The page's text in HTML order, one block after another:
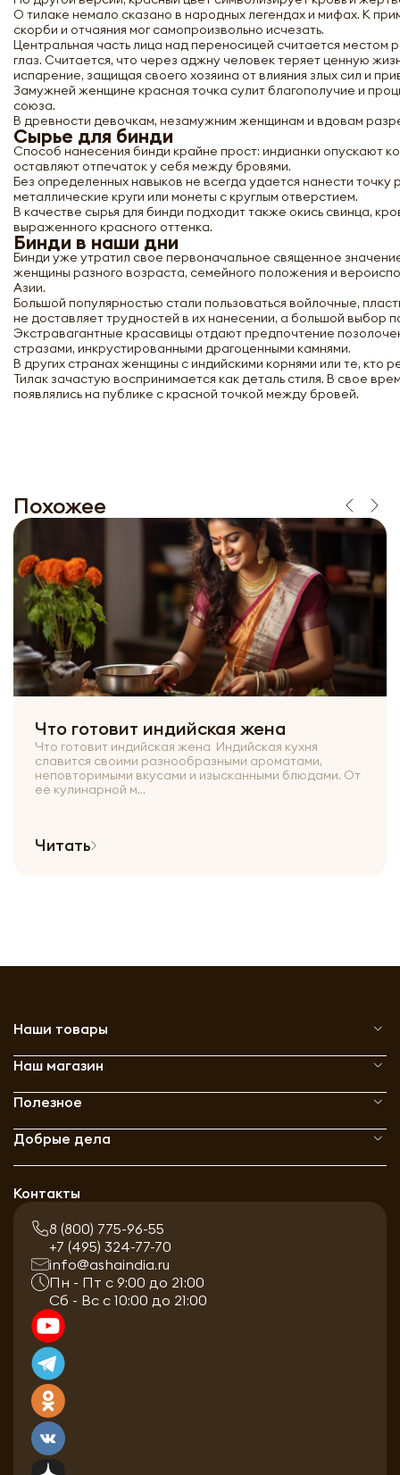
О тилаке немало сказано в народных легендах и мифах. К
скорби и отчаяния мог самопроизвольно исчезать.
Центральная часть лица над переносицей считается
глаз. Считается, что через аджну человек теряет ценную
испарение, защищая своего хозяина от влияния злых сил и
Замужней женщине красная точка сулит благополучие и
союза.
В древности девочкам, незамужним женщинам и вдовам
Сырье для бинди
Способ нанесения бинди крайне прост: индианки опускают
оставляют отпечаток у себя между бровями.
Без определенных навыков не всегда удается нанести
металлические круги или монеты с круглым отверстием.
В качестве сырья для бинди подходит также окись свинца,
выраженного красного оттенка.
Бинди в наши дни
Бинди уже утратил свое первоначальное священное
женщины разного возраста, семейного положения и
Азии.
Большой популярностью стали пользоваться войлочные,
не доставляет трудностей в их нанесении, а большой выбор
Экстравагантные красавицы отдают предпочтение
стразами, инкрустированными драгоценными камнями.
В других странах женщины с индийскими корнями или те, кто
Тилак зачастую воспринимается как деталь стиля. В свое
появлялись на публике с красной точкой между бровей.
Похожее
Что готовит индийская жена
Что готовит индийская жена Индийская кухня
славится своими разнообразными ароматами,
неповторимыми вкусами и изысканными блюдами. От
ее кулинарной м...
Читать
Наши товары
Наш магазин
Полезное
Добрые дела
Контакты
8 (800) 775-96-55
+7 (495) 324-77-70
info@ashaindia.ru
Пн - Пт с 9:00 до 21:00
Сб - Вс с 10:00 до 21:00